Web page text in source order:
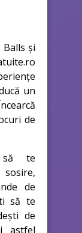
și
un
de
să te
de
să te
de
astfel